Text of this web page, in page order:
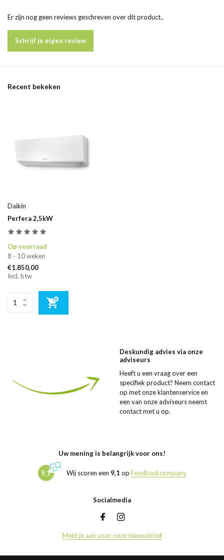
Er zijn nog geen reviews geschreven over dit product..
Schrijf je eigen review
Recent bekeken
Daikin
Perfera 2,5kW
Op voorraad
8 - 10 weken
€1.850,00
Incl. btw
Deskundig advies via onze
adviseurs
Heeft u een vraag over een
specifiek product? Neem contact
op met onze klantenservice en
een van onze adviseurs neemt
contact met u op.
Uw mening is belangrijk voor ons!
9,1 Wij scoren een 9,1 op Feedbackcompany
Socialmedia
Meld je aan voor onze nieuwsbrief